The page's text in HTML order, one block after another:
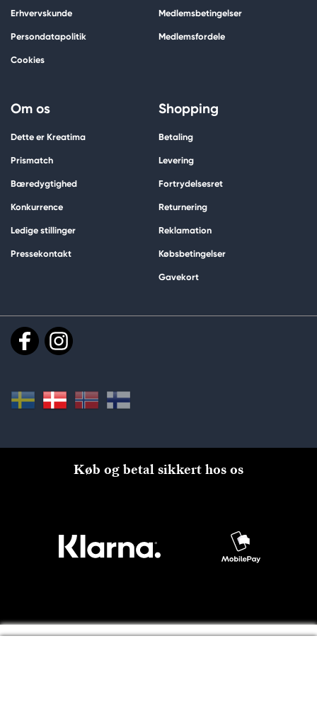
Erhvervskunde
Persondatapolitik
Cookies
Medlemsbetingelser
Medlemsfordele
Om os
Dette er Kreatima
Prismatch
Bæredygtighed
Konkurrence
Ledige stillinger
Pressekontakt
Shopping
Betaling
Levering
Fortrydelsesret
Returnering
Reklamation
Købsbetingelser
Gavekort
Køb og betal sikkert hos os